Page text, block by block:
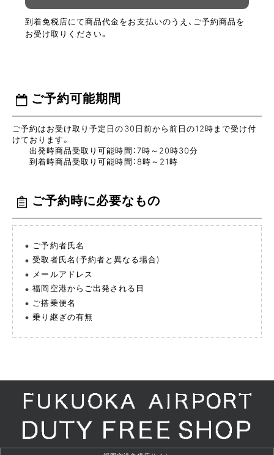
到着免税店にて商品代金をお支払いのうえ、ご予約商品を
お受け取りください。
ご予約可能期間
ご予約はお受け取り予定日の30日前から前日の12時まで受け付
けております。
出発時商品受取り可能時間：7時～20時30分
到着時商品受取り可能時間：8時～21時
ご予約時に必要なもの
ご予約者氏名
受取者氏名(予約者と異なる場合)
メールアドレス
福岡空港からご出発される日
ご搭乗便名
乗り継ぎの有無